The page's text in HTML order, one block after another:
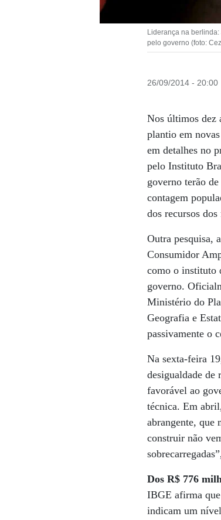
Liderança na
pelo governo (foto:
26/09/2014 - 20:00
Nos últimos dez
plantio em
em detalhes no
pelo Instituto
governo terão
contagem
dos recursos
Outra pesquisa,
Consu­midor
como o instituto
governo.
Ministério do
Geografia e
passivamente o
Na sexta-feira
desigualdade de
favorável ao
técnica. Em
abrangente, que
construir não
Dos R$ 776
IBGE afirma
indicam um